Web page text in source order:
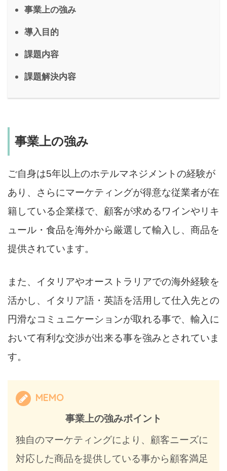
事業上の強み
導入目的
課題内容
課題解決内容
事業上の強み
ご自身は5年以上のホテルマネジメントの経験が
あり、さらにマーケティングが得意な従業者が在
籍している企業様で、顧客が求めるワインやリキ
ュール・食品を海外から厳選して輸入し、商品を
提供されています。
また、イタリアやオーストラリアでの海外経験を
活かし、イタリア語・英語を活用して仕入先との
円滑なコミュニケーションが取れる事で、輸入に
おいて有利な交渉が出来る事を強みとされていま
す。
MEMO
事業上の強みポイント
独自のマーケティングにより、顧客ニーズに
対応した商品を提供している事から顧客満足